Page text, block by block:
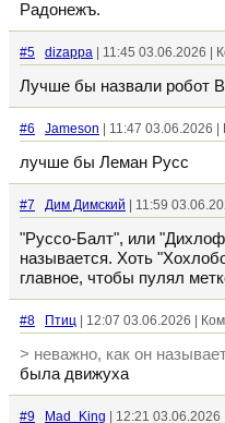
Радонежъ.
#5 dizappa | 11:45 03.06.2026 |
Лучше бы назвали робот
#6 Jameson | 11:47 03.06.2026
лучше бы Леман Русс
#7 Дим Димский | 11:59
"Руссо-Балт", или
называется. Хоть
главное, чтобы пулял
#8 Птиц | 12:07 03.06.2026 |
> неважно, как он
была движуха
#9 Mad_King | 12:21